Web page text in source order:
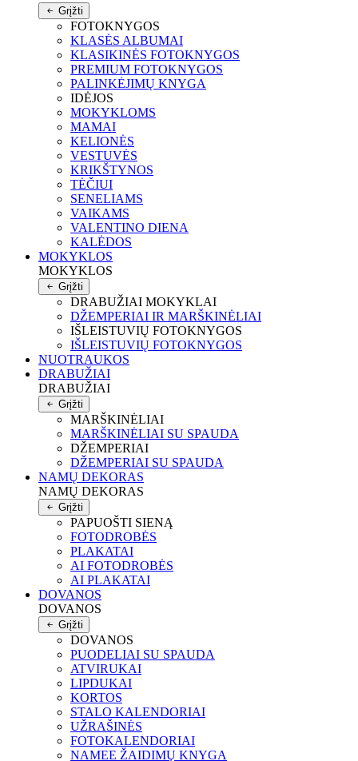
Grįžti
FOTOKNYGOS
KLASĖS ALBUMAI
KLASIKINĖS FOTOKNYGOS
PREMIUM FOTOKNYGOS
PALINKĖJIMŲ KNYGA
IDĖJOS
MOKYKLOMS
MAMAI
KELIONĖS
VESTUVĖS
KRIKŠTYNOS
TĖČIUI
SENELIAMS
VAIKAMS
VALENTINO DIENA
KALĖDOS
MOKYKLOS
MOKYKLOS
Grįžti
DRABUŽIAI MOKYKLAI
DŽEMPERIAI IR MARŠKINĖLIAI
IŠLEISTUVIŲ FOTOKNYGOS
IŠLEISTUVIŲ FOTOKNYGOS
NUOTRAUKOS
DRABUŽIAI
DRABUŽIAI
Grįžti
MARŠKINĖLIAI
MARŠKINĖLIAI SU SPAUDA
DŽEMPERIAI
DŽEMPERIAI SU SPAUDA
NAMŲ DEKORAS
NAMŲ DEKORAS
Grįžti
PAPUOŠTI SIENĄ
FOTODROBĖS
PLAKATAI
AI FOTODROBĖS
AI PLAKATAI
DOVANOS
DOVANOS
Grįžti
DOVANOS
PUODELIAI SU SPAUDA
ATVIRUKAI
LIPDUKAI
KORTOS
STALO KALENDORIAI
UŽRAŠINĖS
FOTOKALENDORIAI
NAMEE ŽAIDIMŲ KNYGA